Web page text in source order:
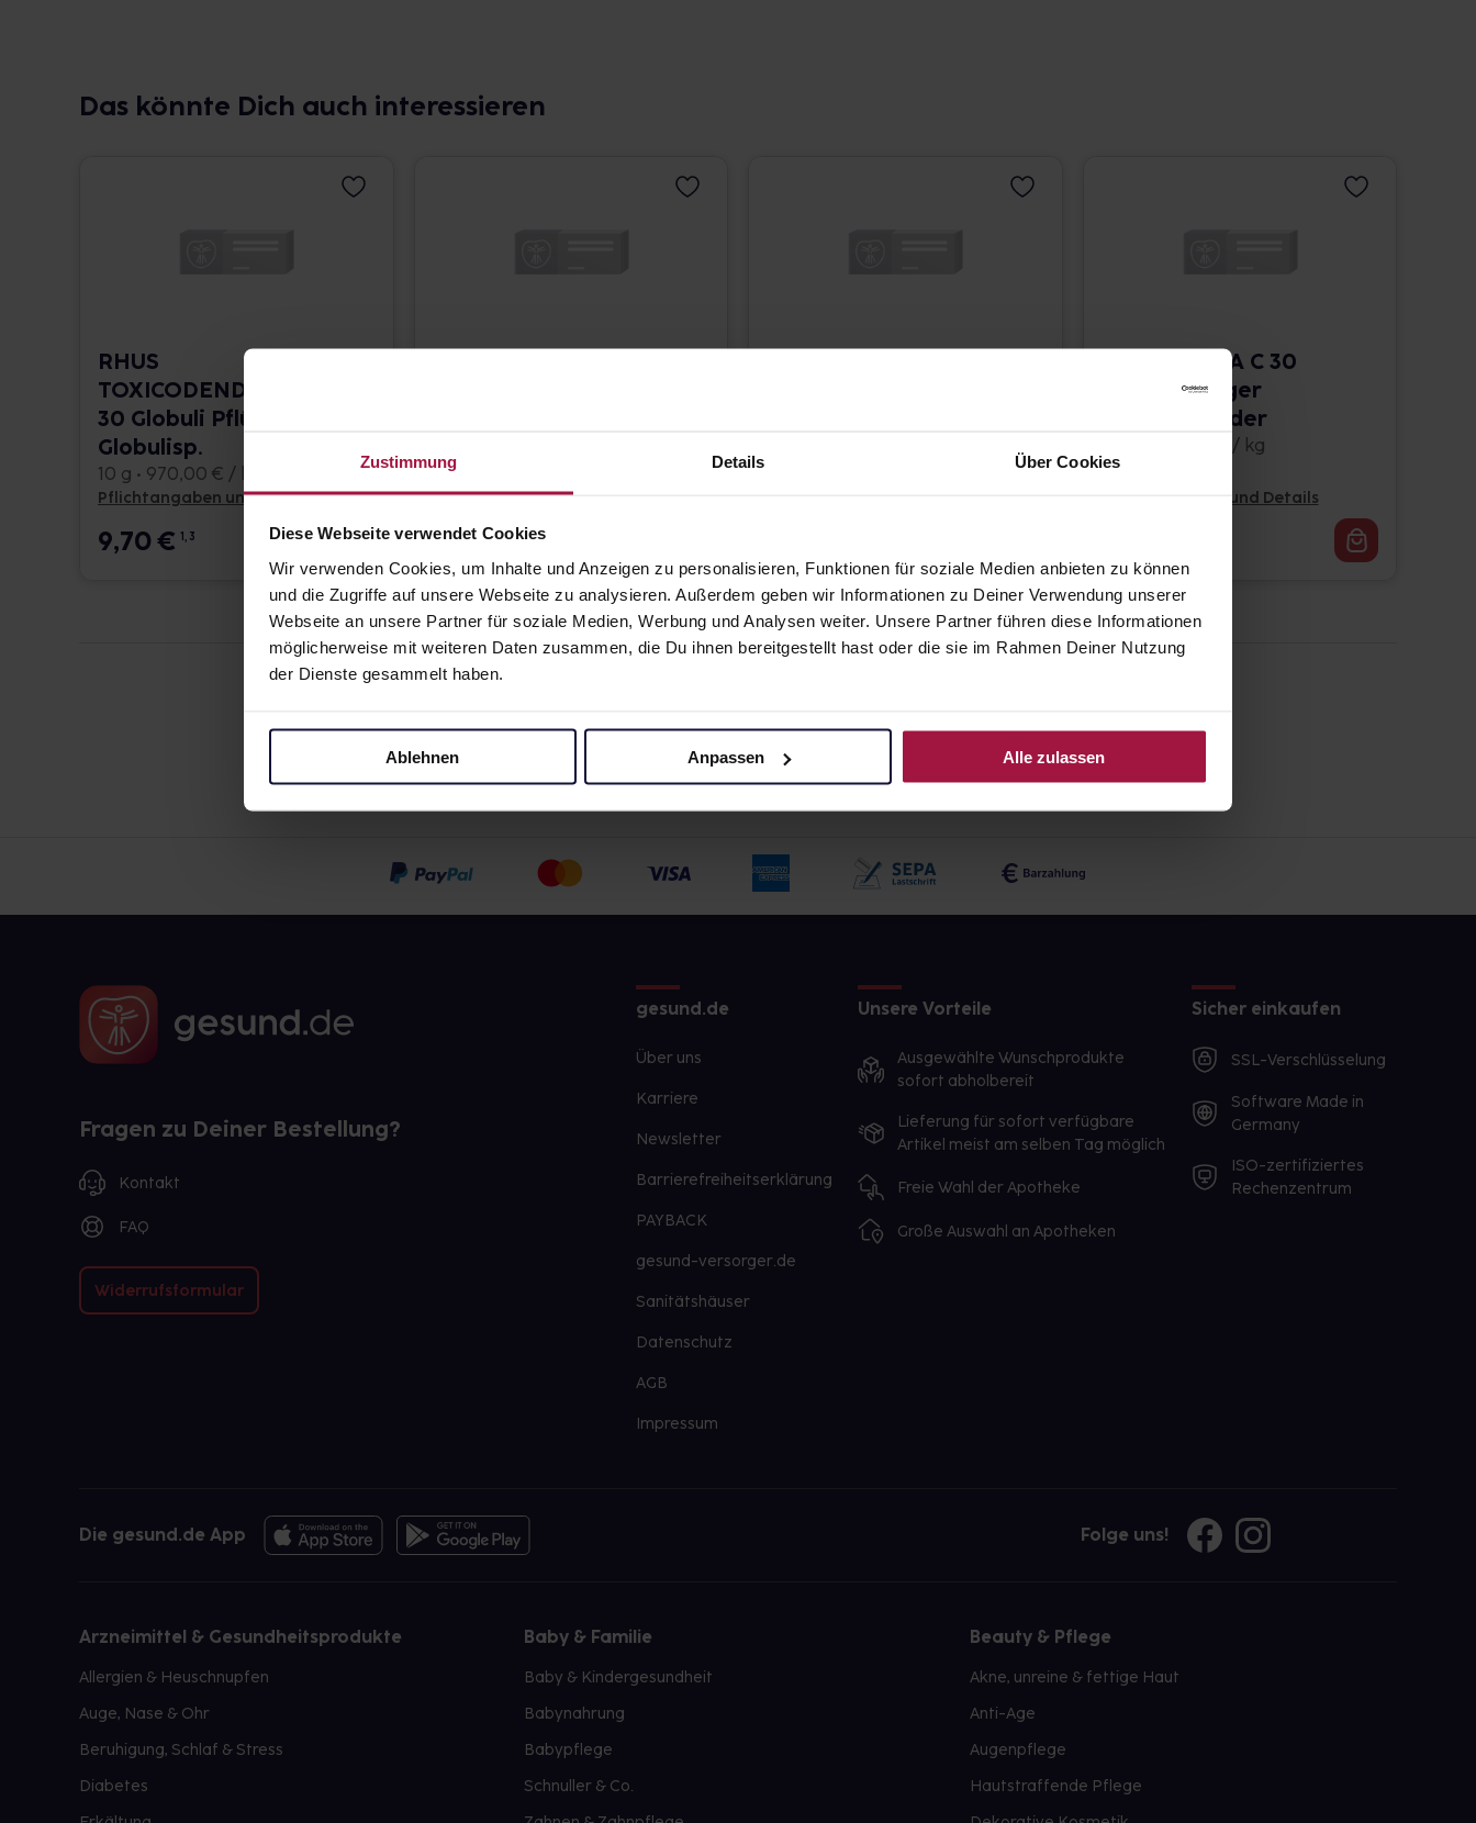
Zustimmung Details Über Cookies
Diese Webseite verwendet Cookies
Wir verwenden Cookies, um Inhalte und Anzeigen zu personalisieren, Funktionen für soziale Medien anbieten zu können
und die Zugriffe auf unsere Webseite zu analysieren. Außerdem geben wir Informationen zu Deiner Verwendung unserer
Webseite an unsere Partner für soziale Medien, Werbung und Analysen weiter. Unsere Partner führen diese Informationen
möglicherweise mit weiteren Daten zusammen, die Du ihnen bereitgestellt hast oder die sie im Rahmen Deiner Nutzung
der Dienste gesammelt haben.
Ablehnen Anpassen Alle zulassen
Das könnte Dich auch interessieren
RHUS
TOXICODENDRON C
30 Globuli Pflüger
Globulisp.
10 g • 970,00 € / kg
Pflichtangaben und Details
9,70€ 1, 3
10 g • 950,00 € / kg
Pflichtangaben und Details
9,50€ 1, 3
NUX VOMICA C 30
Globuli Pflüger
Globulispender
10 g • 970,00 € / kg
Pflichtangaben und Details
Fragen zu Deiner Bestellung?
Kontakt
FAQ
Widerrufsformular
gesund.de
Über uns
Karriere
Newsletter
Barrierefreiheitserklärung
PAYBACK
gesund-versorger.de
Sanitätshäuser
Datenschutz
AGB
Impressum
Unsere Vorteile
Ausgewählte Wunschprodukte
sofort abholbereit
Lieferung für sofort verfügbare
Artikel meist am selben Tag möglich
Freie Wahl der Apotheke
Große Auswahl an Apotheken
Sicher einkaufen
SSL-Verschlüsselung
Software Made in
Germany
ISO-zertifiziertes
Rechenzentrum
Die gesund.de App Folge uns!
Arzneimittel & Gesundheitsprodukte
Allergien & Heuschnupfen
Auge, Nase & Ohr
Beruhigung, Schlaf & Stress
Diabetes
Baby & Familie
Baby & Kindergesundheit
Babynahrung
Babypflege
Schnuller & Co.
Beauty & Pflege
Akne, unreine & fettige Haut
Anti-Age
Augenpflege
Hautstraffende Pflege